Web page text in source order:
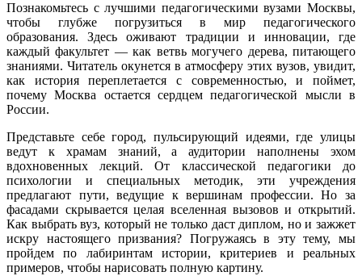
Познакомьтесь с лучшими педагогическими вузами Москвы,
чтобы глубже погрузиться в мир педагогического
образования. Здесь оживают традиции и инновации, где
каждый факультет — как ветвь могучего дерева, питающего
знаниями. Читатель окунется в атмосферу этих вузов, увидит,
как история переплетается с современностью, и поймет,
почему Москва остается сердцем педагогической мысли в
России.
Представьте себе город, пульсирующий идеями, где улицы
ведут к храмам знаний, а аудитории наполнены эхом
вдохновенных лекций. От классической педагогики до
психологии и специальных методик, эти учреждения
предлагают пути, ведущие к вершинам профессии. Но за
фасадами скрывается целая вселенная вызовов и открытий.
Как выбрать вуз, который не только даст диплом, но и зажжет
искру настоящего призвания? Погружаясь в эту тему, мы
пройдем по лабиринтам истории, критериев и реальных
примеров, чтобы нарисовать полную картину.